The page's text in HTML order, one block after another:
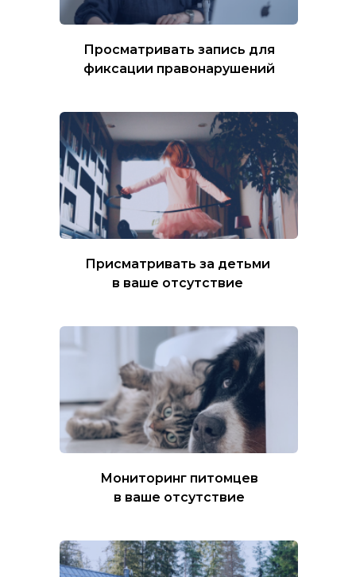
Просматривать запись для
фиксации правонарушений
Мониторинг питомцев
в ваше отсутствие
Присматривать за детьми
в ваше отсутствие